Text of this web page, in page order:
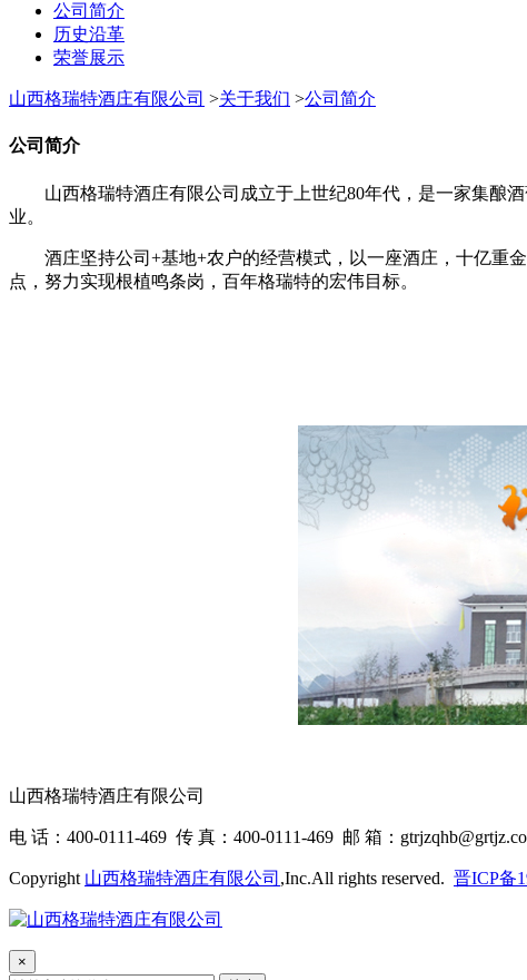
公司简介
历史沿革
荣誉展示
山西格瑞特酒庄有限公司 >关于我们 >公司简介
公司简介
山西格瑞特酒庄有限公司成立于上世纪80年代，是一家集酿酒
业。
酒庄坚持公司+基地+农户的经营模式，以一座酒庄，十亿重金
点，努力实现根植鸣条岗，百年格瑞特的宏伟目标。
山西格瑞特酒庄有限公司
电 话：400-0111-469 传 真：400-0111-469 邮 箱：
Copyright 山西格瑞特酒庄有限公司 ,Inc.All rights reserved. 晋ICP备
×